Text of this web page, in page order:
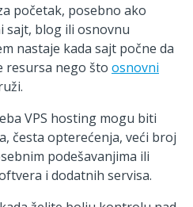
početak, posebno ako
sajt, blog ili osnovnu
nastaje kada sajt počne da
resursa nego što osnovni
VPS hosting mogu biti
česta opterećenja, veći broj
podešavanjima ili
i dodatnih servisa.